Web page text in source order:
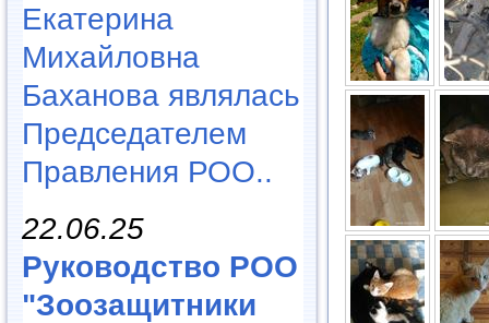
Екатерина
Михайловна
Баханова являлась
Председателем
Правления РОО..
22.06.25
Руководство РОО
"Зоозащитники